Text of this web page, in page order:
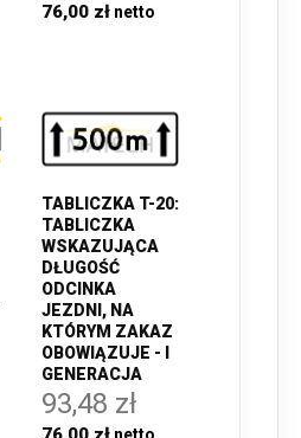
76,00 zł
TABLICZKA T-20:
TABLICZKA
WSKAZUJĄCA
DŁUGOŚĆ
ODCINKA
JEZDNI, NA
KTÓRYM ZAKAZ
OBOWIĄZUJE - I
GENERACJA
93,48 zł